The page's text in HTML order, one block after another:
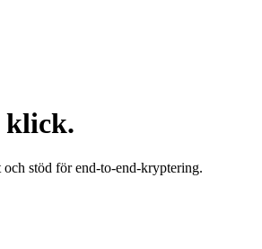
klick.
stöd för end-to-end-kryptering.